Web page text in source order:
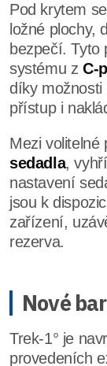
Pod krytem
ložné plochy,
bezpečí. Tyto
systému z C-
díky možnosti
přístup i
Mezi volitelné
sedadla,
nastavení
jsou k
zařízení,
rezerva.
Nové
Trek-1° je
provedeních